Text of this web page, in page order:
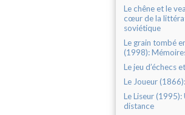
Le chêne et le
cœur de la
soviétique
Le grain tombé
(1998):
Le jeu d’échecs
Le Joueur
Le Liseur (1995):
distance